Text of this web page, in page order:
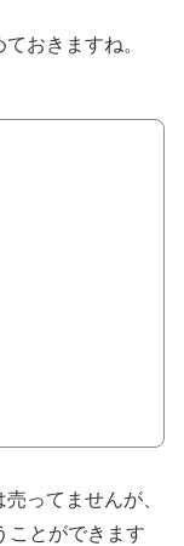
おきますね。
ってませんが、
ことができます